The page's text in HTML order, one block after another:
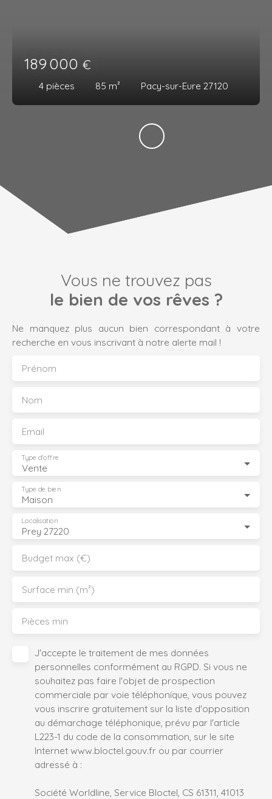
189 000 €
4 pièces 85 m² Pacy-sur-Eure 27120
Vous ne trouvez pas
le bien de vos rêves ?
Ne manquez plus aucun bien correspondant à votre
recherche en vous inscrivant à notre alerte mail !
Prénom
Nom
Email
Vente
Type d'offre
Maison
Type de bien
Prey 27220
Localisation
Budget max (€)
Surface min (m²)
Pièces min
J'accepte le traitement de mes données
personnelles conformément au RGPD. Si vous ne
souhaitez pas faire l'objet de prospection
commerciale par voie téléphonique, vous pouvez
vous inscrire gratuitement sur la liste d'opposition
au démarchage téléphonique, prévu par l'article
L223-1 du code de la consommation, sur le site
Internet www.bloctel.gouv.fr ou par courrier
adressé à :
Société Worldline, Service Bloctel, CS 61311, 41013